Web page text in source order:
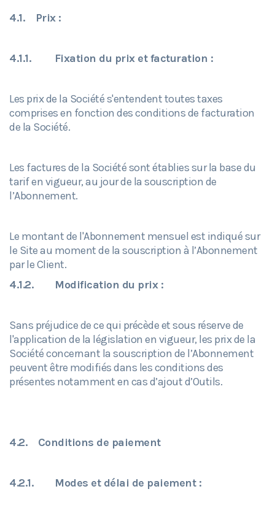
4.1. Prix :
4.1.1. Fixation du prix et facturation :
Les prix de la Société s'entendent toutes taxes
comprises en fonction des conditions de facturation
de la Société.
Les factures de la Société sont établies sur la base du
tarif en vigueur, au jour de la souscription de
l’Abonnement.
Le montant de l'Abonnement mensuel est indiqué sur
le Site au moment de la souscription à l’Abonnement
par le Client.
4.1.2.
Modification du prix :
Sans préjudice de ce qui précède et sous réserve de
l'application de la législation en vigueur, les prix de la
Société concernant la souscription de l’Abonnement
peuvent être modifiés dans les conditions des
présentes notamment en cas d’ajout d’Outils.
4.2. Conditions de paiement
4.2.1. Modes et délai de paiement :